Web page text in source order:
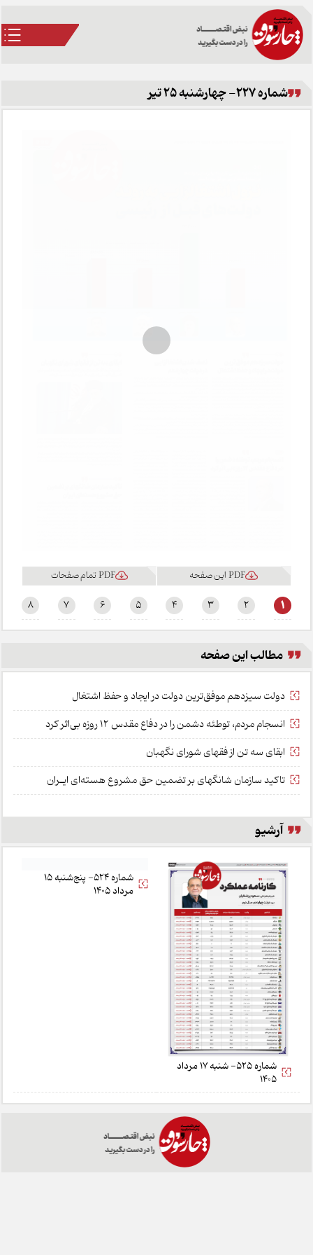
شماره 227- چهارشنبه 25 تیر
PDF این صفحه PDF تمام صفحات
1
2
3
4
5
6
7
8
مطالب این صفحه
دولت سیزدهم موفق‌ترین دولت در ایجاد و حفظ اشتغال
انسجام مردم، توطئه دشمن را در دفاع مقدس ۱۲ روزه بی‌اثر کرد
ابقای سه تن از فقهای شورای نگهبان
تاکید سازمان شانگهای بر تضمین حق مشروع هسته‌ای ایـران
آرشیو
شماره 525- شنبه 17 مرداد
1405
شماره 524- پنج‌شنبه 15
مرداد 1405